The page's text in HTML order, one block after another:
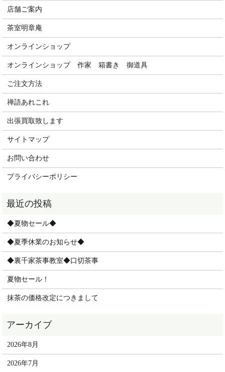
店舗ご案内
茶室明章庵
オンラインショップ
オンラインショップ 作家 箱書き 御道具
ご注文方法
禅語あれこれ
出張買取致します
サイトマップ
お問い合わせ
プライバシーポリシー
◆夏物セール◆
◆夏季休業のお知らせ◆
◆裏千家茶事教室◆口切茶事
夏物セール！
抹茶の価格改定につきまして
2026年8月
2026年7月